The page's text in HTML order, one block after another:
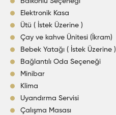
Elektronik Kasa
Ütü ( İstek Üzerine )
Çay ve kahve Ünitesi (İkram)
Bebek Yatağı ( İstek Üzerine )
Bağlantılı Oda Seçeneği
Minibar
Klima
Uyandırma Servisi
Çalışma Masası